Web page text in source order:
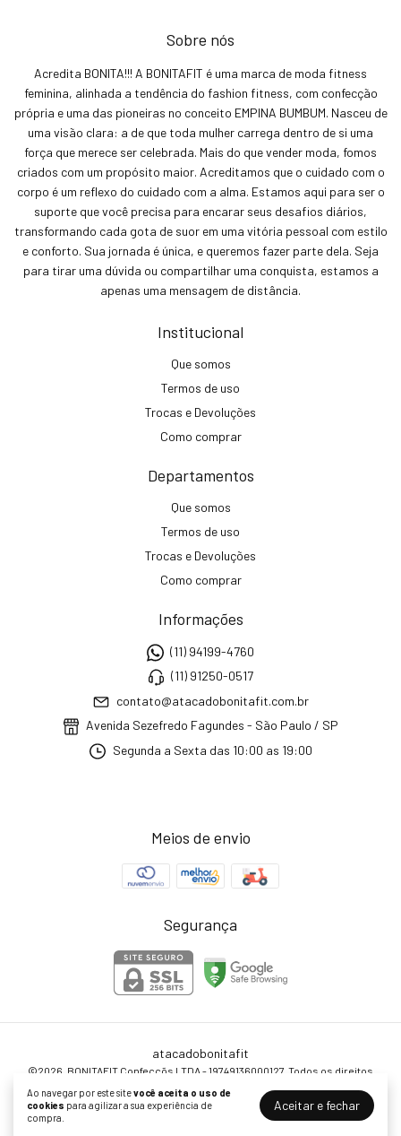
Ao navegar por este sitevocê aceita o uso de
cookies para agilizar a sua experiência de
compra.
Aceitar e fechar
Sobre nós
Acredita BONITA!!! A BONITAFIT é uma marca de moda fitness
feminina, alinhada a tendência do fashion fitness, com confecção
própria e uma das pioneiras no conceito EMPINA BUMBUM. Nasceu de
uma visão clara: a de que toda mulher carrega dentro de si uma
força que merece ser celebrada. Mais do que vender moda, fomos
criados com um propósito maior. Acreditamos que o cuidado com o
corpo é um reflexo do cuidado com a alma. Estamos aqui para ser o
suporte que você precisa para encarar seus desafios diários,
transformando cada gota de suor em uma vitória pessoal com estilo
e conforto. Sua jornada é única, e queremos fazer parte dela. Seja
para tirar uma dúvida ou compartilhar uma conquista, estamos a
apenas uma mensagem de distância.
Institucional
Que somos
Termos de uso
Trocas e Devoluções
Como comprar
Departamentos
Que somos
Termos de uso
Trocas e Devoluções
Como comprar
Informações
(11) 94199-4760
(11) 91250-0517
contato@atacadobonitafit.com.br
Avenida Sezefredo Fagundes - São Paulo / SP
Segunda a Sexta das 10:00 as 19:00
Meios de envio
Segurança
atacadobonitafit
©2026. BONITAFIT Confecçõs LTDA - 19749136000127. Todos os direitos